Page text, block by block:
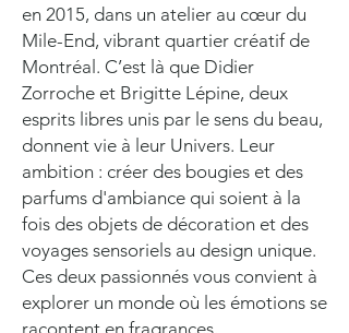
en 2015, dans un atelier au cœur du
Mile-End, vibrant quartier créatif de
Montréal. C’est là que Didier
Zorroche et Brigitte Lépine, deux
esprits libres unis par le sens du beau,
donnent vie à leur Univers. Leur
ambition : créer des bougies et des
parfums d'ambiance qui soient à la
fois des objets de décoration et des
voyages sensoriels au design unique.
Ces deux passionnés vous convient à
explorer un monde où les émotions se
racontent en fragrances.